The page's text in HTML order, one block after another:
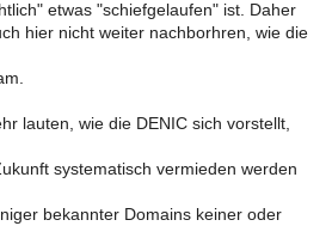
etwas "schiefgelaufen" ist. Daher
hier nicht weiter nachborhren, wie die
lauten, wie die DENIC sich vorstellt,
systematisch vermieden werden
bekannter Domains keiner oder